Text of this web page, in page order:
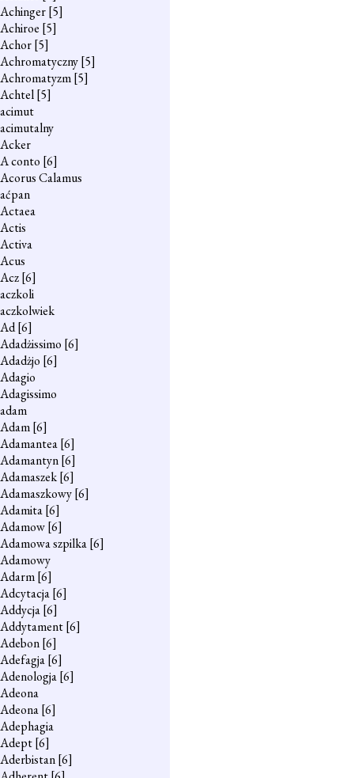
Achinger[5]
Achiroe [5]
Achor[5]
Achromatyczny[5]
Achromatyzm[5]
Achtel[5]
acimut
acimutalny
Acker
A conto [6]
Acorus Calamus
aćpan
Actaea
Actis
Activa
Acus
Acz[6]
aczkoli
aczkolwiek
Ad[6]
Adadżissimo [6]
Adadżjo [6]
Adagio
Adagissimo
adam
Adam[6]
Adamantea[6]
Adamantyn[6]
Adamaszek[6]
Adamaszkowy[6]
Adamita[6]
Adamow[6]
Adamowa szpilka[6]
Adamowy
Adarm[6]
Adcytacja[6]
Addycja[6]
Addytament[6]
Adebon[6]
Adefagja[6]
Adenologja[6]
Adeona
Adeona[6]
Adephagia
Adept[6]
Aderbistan[6]